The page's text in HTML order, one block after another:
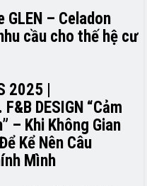
GLEN – Celadon
cầu cho thế hệ cư
2025 |
DESIGN “Cảm
– Khi Không Gian
Kể Nên Câu
Mình